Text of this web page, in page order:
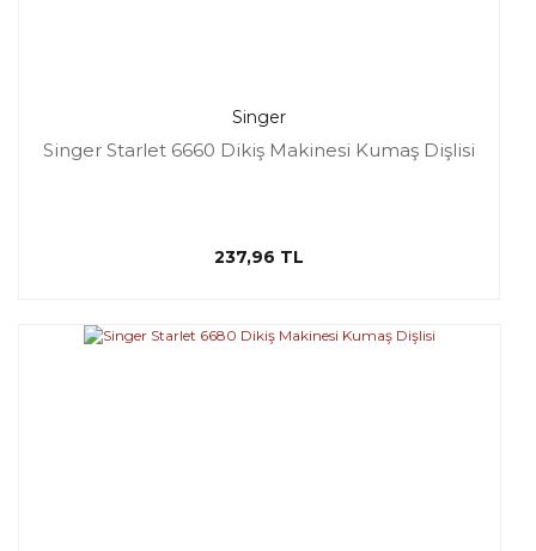
Singer
Singer Starlet 6660 Dikiş Makinesi Kumaş Dişlisi
237,96 TL